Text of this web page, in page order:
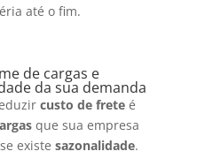
até o fim.
de cargas e
da sua demanda
custo de freteé
que sua empresa
existe sazonalidade.